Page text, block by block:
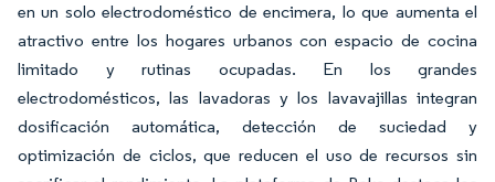
en un solo electrodoméstico de encimera, lo que aumenta el
atractivo entre los hogares urbanos con espacio de cocina
limitado y rutinas ocupadas. En los grandes
electrodomésticos, las lavadoras y los lavavajillas integran
dosificación automática, detección de suciedad y
optimización de ciclos, que reducen el uso de recursos sin